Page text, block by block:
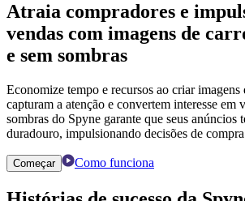
Atraia compradores e
vendas com imagens de
​​e sem sombras
Economize tempo e recursos ao criar imagens
capturam a atenção e convertem interesse em
sombras do Spyne garante que seus anúncios
duradouro, impulsionando decisões de
Começar Como funciona